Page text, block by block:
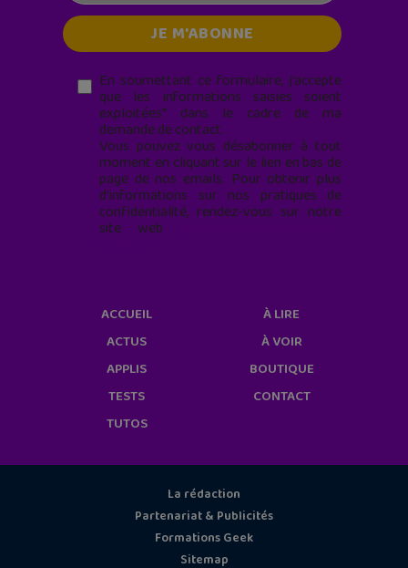
En soumettant ce formulaire, j’accepte
que les informations saisies soient
exploitées* dans le cadre de ma
demande de contact.
Vous pouvez vous désabonner à tout
moment en cliquant sur le lien en bas de
page de nos emails. Pour obtenir plus
d'informations sur nos pratiques de
confidentialité, rendez-vous sur notre
site web
ACCUEIL
ACTUS
APPLIS
TESTS
TUTOS
À LIRE
À VOIR
BOUTIQUE
CONTACT
La rédaction
Partenariat & Publicités
Formations Geek
Sitemap